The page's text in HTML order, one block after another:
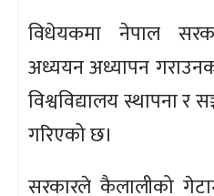
विधेयकमा नेपाल
अध्ययन अध्यापन
विश्वविद्यालय स्थापना र
गरिएको छ।
सरकारले कैलालीको